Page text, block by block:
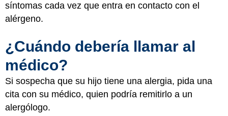
síntomas cada vez que entra en contacto con el
alérgeno.
¿Cuándo debería llamar al
médico?
Si sospecha que su hijo tiene una alergia, pida una
cita con su médico, quien podría remitirlo a un
alergólogo.